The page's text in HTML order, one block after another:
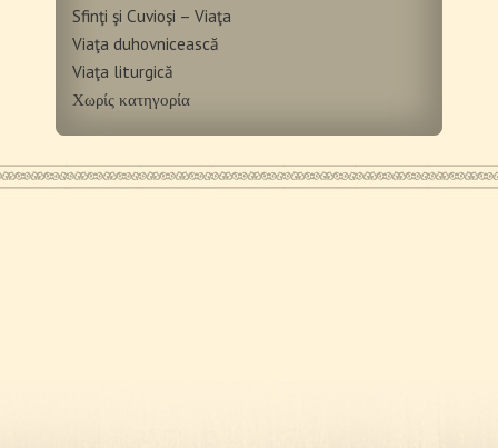
Sfinţi şi Cuvioşi – Viaţa
Viaţa duhovnicească
Viaţa liturgică
Χωρίς κατηγορία